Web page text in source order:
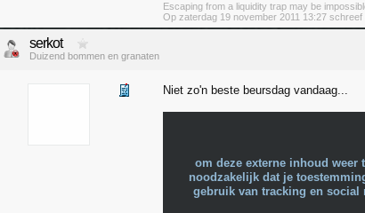
Escaping from a liquidity trap may be
Op zaterdag 19 november 2011 13:27
serkot
Duizend bommen en granaten
Niet zo'n beste beursdag vandaag...
om deze externe inhoud weer
noodzakelijk dat je
gebruik van tracking en social